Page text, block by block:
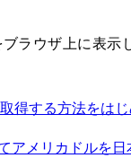
ラウザ上に表
得する方法をは
アメリカドルを